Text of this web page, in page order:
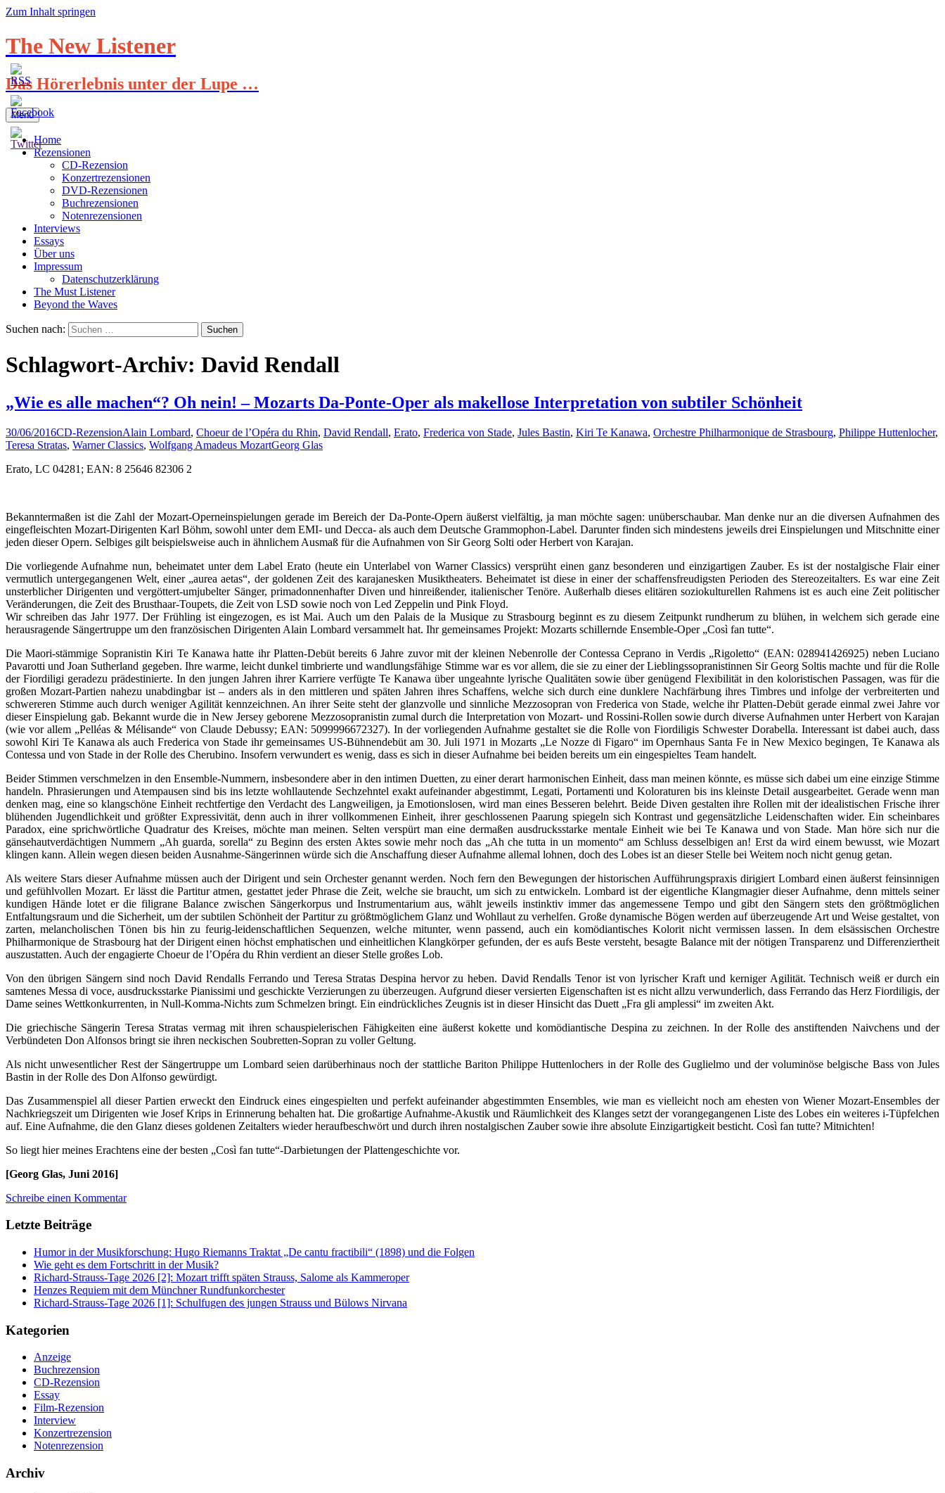
Zum Inhalt springen
The New Listener
Das Hörerlebnis unter der Lupe …
Menü
Home
Rezensionen
CD-Rezension
Konzertrezensionen
DVD-Rezensionen
Buchrezensionen
Notenrezensionen
Interviews
Essays
Über uns
Impressum
Datenschutzerklärung
The Must Listener
Beyond the Waves
Suchen nach:
Schlagwort-Archiv: David Rendall
„Wie es alle machen“? Oh nein! – Mozarts Da-Ponte-Oper als makellose Interpretation von subtiler Schönheit
30/06/2016CD-RezensionAlain Lombard, Choeur de l’Opéra du Rhin, David Rendall, Erato, Frederica von Stade, Jules Bastin, Kiri Te Kanawa, Orchestre Philharmonique de Strasbourg, Philippe Huttenlocher,
Teresa Stratas, Warner Classics, Wolfgang Amadeus MozartGeorg Glas
Erato, LC 04281; EAN: 8 25646 82306 2
Bekanntermaßen ist die Zahl der Mozart-Operneinspielungen gerade im Bereich der Da-Ponte-Opern äußerst vielfältig, ja man möchte sagen: unüberschaubar. Man denke nur an die diversen Aufnahmen des
eingefleischten Mozart-Dirigenten Karl Böhm, sowohl unter dem EMI- und Decca- als auch dem Deutsche Grammophon-Label. Darunter finden sich mindestens jeweils drei Einspielungen und Mitschnitte einer
jeden dieser Opern. Selbiges gilt beispielsweise auch in ähnlichem Ausmaß für die Aufnahmen von Sir Georg Solti oder Herbert von Karajan.
Die vorliegende Aufnahme nun, beheimatet unter dem Label Erato (heute ein Unterlabel von Warner Classics) versprüht einen ganz besonderen und einzigartigen Zauber. Es ist der nostalgische Flair einer
vermutlich untergegangenen Welt, einer „aurea aetas“, der goldenen Zeit des karajanesken Musiktheaters. Beheimatet ist diese in einer der schaffensfreudigsten Perioden des Stereozeitalters. Es war eine Zeit
unsterblicher Dirigenten und vergöttert-umjubelter Sänger, primadonnenhafter Diven und hinreißender, italienischer Tenöre. Außerhalb dieses elitären soziokulturellen Rahmens ist es auch eine Zeit politischer
Veränderungen, die Zeit des Brusthaar-Toupets, die Zeit von LSD sowie noch von Led Zeppelin und Pink Floyd.
Wir schreiben das Jahr 1977. Der Frühling ist eingezogen, es ist Mai. Auch um den Palais de la Musique zu Strasbourg beginnt es zu diesem Zeitpunkt rundherum zu blühen, in welchem sich gerade eine
herausragende Sängertruppe um den französischen Dirigenten Alain Lombard versammelt hat. Ihr gemeinsames Projekt: Mozarts schillernde Ensemble-Oper „Così fan tutte“.
Die Maori-stämmige Sopranistin Kiri Te Kanawa hatte ihr Platten-Debüt bereits 6 Jahre zuvor mit der kleinen Nebenrolle der Contessa Ceprano in Verdis „Rigoletto“ (EAN: 028941426925) neben Luciano
Pavarotti und Joan Sutherland gegeben. Ihre warme, leicht dunkel timbrierte und wandlungsfähige Stimme war es vor allem, die sie zu einer der Lieblingssopranistinnen Sir Georg Soltis machte und für die Rolle
der Fiordiligi geradezu prädestinierte. In den jungen Jahren ihrer Karriere verfügte Te Kanawa über ungeahnte lyrische Qualitäten sowie über genügend Flexibilität in den koloristischen Passagen, was für die
großen Mozart-Partien nahezu unabdingbar ist – anders als in den mittleren und späten Jahren ihres Schaffens, welche sich durch eine dunklere Nachfärbung ihres Timbres und infolge der verbreiterten und
schwereren Stimme auch durch weniger Agilität kennzeichnen. An ihrer Seite steht der glanzvolle und sinnliche Mezzosopran von Frederica von Stade, welche ihr Platten-Debüt gerade einmal zwei Jahre vor
dieser Einspielung gab. Bekannt wurde die in New Jersey geborene Mezzosopranistin zumal durch die Interpretation von Mozart- und Rossini-Rollen sowie durch diverse Aufnahmen unter Herbert von Karajan
(wie vor allem „Pelléas & Mélisande“ von Claude Debussy; EAN: 5099996672327). In der vorliegenden Aufnahme gestaltet sie die Rolle von Fiordiligis Schwester Dorabella. Interessant ist dabei auch, dass
sowohl Kiri Te Kanawa als auch Frederica von Stade ihr gemeinsames US-Bühnendebüt am 30. Juli 1971 in Mozarts „Le Nozze di Figaro“ im Opernhaus Santa Fe in New Mexico begingen, Te Kanawa als
Contessa und von Stade in der Rolle des Cherubino. Insofern verwundert es wenig, dass es sich in dieser Aufnahme bei beiden bereits um ein eingespieltes Team handelt.
Beider Stimmen verschmelzen in den Ensemble-Nummern, insbesondere aber in den intimen Duetten, zu einer derart harmonischen Einheit, dass man meinen könnte, es müsse sich dabei um eine einzige Stimme
handeln. Phrasierungen und Atempausen sind bis ins letzte wohllautende Sechzehntel exakt aufeinander abgestimmt, Legati, Portamenti und Koloraturen bis ins kleinste Detail ausgearbeitet. Gerade wenn man
denken mag, eine so klangschöne Einheit rechtfertige den Verdacht des Langweiligen, ja Emotionslosen, wird man eines Besseren belehrt. Beide Diven gestalten ihre Rollen mit der idealistischen Frische ihrer
blühenden Jugendlichkeit und größter Expressivität, denn auch in ihrer vollkommenen Einheit, ihrer geschlossenen Paarung spiegeln sich Kontrast und gegensätzliche Leidenschaften wider. Ein scheinbares
Paradox, eine sprichwörtliche Quadratur des Kreises, möchte man meinen. Selten verspürt man eine dermaßen ausdrucksstarke mentale Einheit wie bei Te Kanawa und von Stade. Man höre sich nur die
gänsehautverdächtigen Nummern „Ah guarda, sorella“ zu Beginn des ersten Aktes sowie mehr noch das „Ah che tutta in un momento“ am Schluss desselbigen an! Erst da wird einem bewusst, wie Mozart
klingen kann. Allein wegen diesen beiden Ausnahme-Sängerinnen würde sich die Anschaffung dieser Aufnahme allemal lohnen, doch des Lobes ist an dieser Stelle bei Weitem noch nicht genug getan.
Als weitere Stars dieser Aufnahme müssen auch der Dirigent und sein Orchester genannt werden. Noch fern den Bewegungen der historischen Aufführungspraxis dirigiert Lombard einen äußerst feinsinnigen
und gefühlvollen Mozart. Er lässt die Partitur atmen, gestattet jeder Phrase die Zeit, welche sie braucht, um sich zu entwickeln. Lombard ist der eigentliche Klangmagier dieser Aufnahme, denn mittels seiner
kundigen Hände lotet er die filigrane Balance zwischen Sängerkorpus und Instrumentarium aus, wählt jeweils instinktiv immer das angemessene Tempo und gibt den Sängern stets den größtmöglichen
Entfaltungsraum und die Sicherheit, um der subtilen Schönheit der Partitur zu größtmöglichem Glanz und Wohllaut zu verhelfen. Große dynamische Bögen werden auf überzeugende Art und Weise gestaltet, von
zarten, melancholischen Tönen bis hin zu feurig-leidenschaftlichen Sequenzen, welche mitunter, wenn passend, auch ein komödiantisches Kolorit nicht vermissen lassen. In dem elsässischen Orchestre
Philharmonique de Strasbourg hat der Dirigent einen höchst emphatischen und einheitlichen Klangkörper gefunden, der es aufs Beste versteht, besagte Balance mit der nötigen Transparenz und Differenziertheit
auszustatten. Auch der engagierte Choeur de l’Opéra du Rhin verdient an dieser Stelle großes Lob.
Von den übrigen Sängern sind noch David Rendalls Ferrando und Teresa Stratas Despina hervor zu heben. David Rendalls Tenor ist von lyrischer Kraft und kerniger Agilität. Technisch weiß er durch ein
samtenes Messa di voce, ausdrucksstarke Pianissimi und geschickte Verzierungen zu überzeugen. Aufgrund dieser versierten Eigenschaften ist es nicht allzu verwunderlich, dass Ferrando das Herz Fiordiligis, der
Dame seines Wettkonkurrenten, in Null-Komma-Nichts zum Schmelzen bringt. Ein eindrückliches Zeugnis ist in dieser Hinsicht das Duett „Fra gli amplessi“ im zweiten Akt.
Die griechische Sängerin Teresa Stratas vermag mit ihren schauspielerischen Fähigkeiten eine äußerst kokette und komödiantische Despina zu zeichnen. In der Rolle des anstiftenden Naivchens und der
Verbündeten Don Alfonsos bringt sie ihren neckischen Soubretten-Sopran zu voller Geltung.
Als nicht unwesentlicher Rest der Sängertruppe um Lombard seien darüberhinaus noch der stattliche Bariton Philippe Huttenlochers in der Rolle des Guglielmo und der voluminöse belgische Bass von Jules
Bastin in der Rolle des Don Alfonso gewürdigt.
Das Zusammenspiel all dieser Partien erweckt den Eindruck eines eingespielten und perfekt aufeinander abgestimmten Ensembles, wie man es vielleicht noch am ehesten von Wiener Mozart-Ensembles der
Nachkriegszeit um Dirigenten wie Josef Krips in Erinnerung behalten hat. Die großartige Aufnahme-Akustik und Räumlichkeit des Klanges setzt der vorangegangenen Liste des Lobes ein weiteres i-Tüpfelchen
auf. Eine Aufnahme, die den Glanz dieses goldenen Zeitalters wieder heraufbeschwört und durch ihren nostalgischen Zauber sowie ihre absolute Einzigartigkeit besticht. Così fan tutte? Mitnichten!
So liegt hier meines Erachtens eine der besten „Così fan tutte“-Darbietungen der Plattengeschichte vor.
[Georg Glas, Juni 2016]
Schreibe einen Kommentar
Letzte Beiträge
Humor in der Musikforschung: Hugo Riemanns Traktat „De cantu fractibili“ (1898) und die Folgen
Wie geht es dem Fortschritt in der Musik?
Richard-Strauss-Tage 2026 [2]: Mozart trifft späten Strauss, Salome als Kammeroper
Henzes Requiem mit dem Münchner Rundfunkorchester
Richard-Strauss-Tage 2026 [1]: Schulfugen des jungen Strauss und Bülows Nirvana
Kategorien
Anzeige
Buchrezension
CD-Rezension
Essay
Film-Rezension
Interview
Konzertrezension
Notenrezension
Archiv